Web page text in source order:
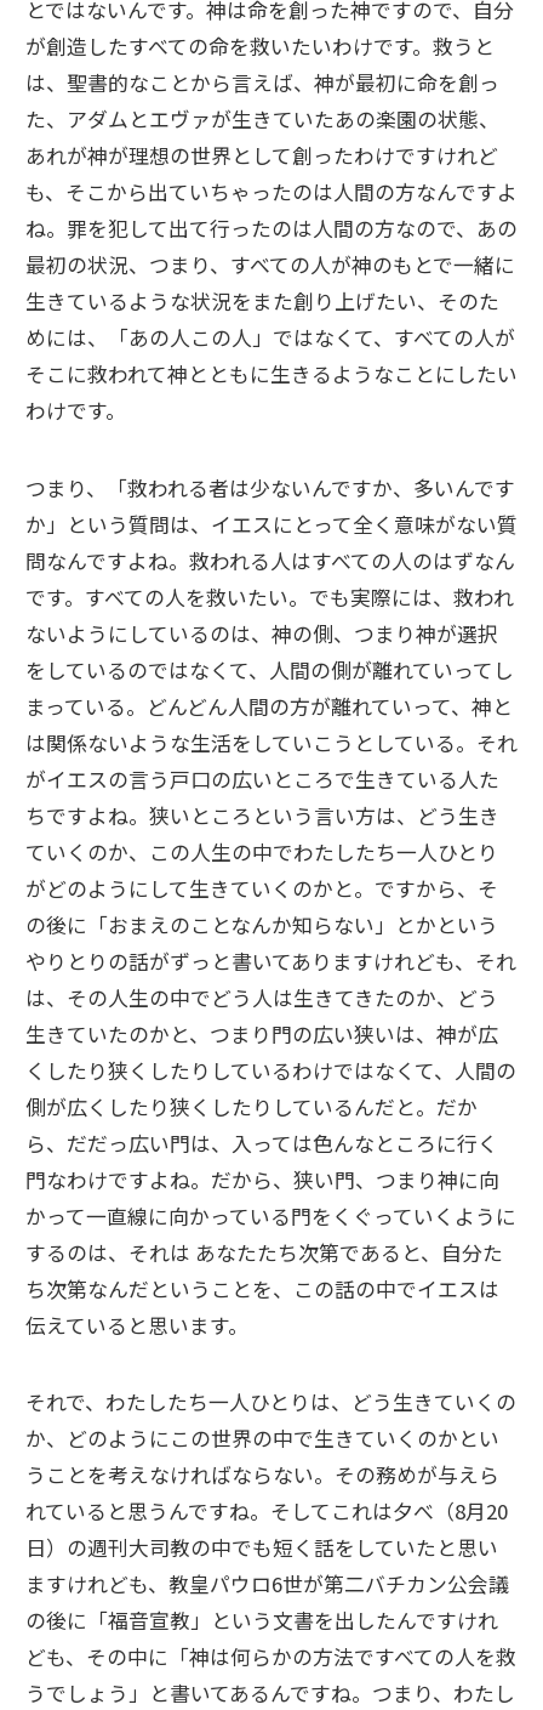
とではないんです。神は命を創った神ですので、自分
が創造したすべての命を救いたいわけです。救うと
は、聖書的なことから言えば、神が最初に命を創っ
た、アダムとエヴァが生きていたあの楽園の状態、
あれが神が理想の世界として創ったわけですけれど
も、そこから出ていちゃったのは人間の方なんですよ
ね。罪を犯して出て行ったのは人間の方なので、あの
最初の状況、つまり、すべての人が神のもとで一緒に
生きているような状況をまた創り上げたい、そのた
めには、「あの人この人」ではなくて、すべての人が
そこに救われて神とともに生きるようなことにしたい
わけです。
つまり、「救われる者は少ないんですか、多いんです
か」という質問は、イエスにとって全く意味がない質
問なんですよね。救われる人はすべての人のはずなん
です。すべての人を救いたい。でも実際には、救われ
ないようにしているのは、神の側、つまり神が選択
をしているのではなくて、人間の側が離れていってし
まっている。どんどん人間の方が離れていって、神と
は関係ないような生活をしていこうとしている。それ
がイエスの言う戸口の広いところで生きている人た
ちですよね。狭いところという言い方は、どう生き
ていくのか、この人生の中でわたしたち一人ひとり
がどのようにして生きていくのかと。ですから、そ
の後に「おまえのことなんか知らない」とかという
やりとりの話がずっと書いてありますけれども、それ
は、その人生の中でどう人は生きてきたのか、どう
生きていたのかと、つまり門の広い狭いは、神が広
くしたり狭くしたりしているわけではなくて、人間の
側が広くしたり狭くしたりしているんだと。だか
ら、だだっ広い門は、入っては色んなところに行く
門なわけですよね。だから、狭い門、つまり神に向
かって一直線に向かっている門をくぐっていくように
するのは、それは あなたたち次第であると、自分た
ち次第なんだということを、この話の中でイエスは
伝えていると思います。
それで、わたしたち一人ひとりは、どう生きていくの
か、どのようにこの世界の中で生きていくのかとい
うことを考えなければならない。その務めが与えら
れていると思うんですね。そしてこれは夕べ（8月20
日）の週刊大司教の中でも短く話をしていたと思い
ますけれども、教皇パウロ6世が第二バチカン公会議
の後に「福音宣教」という文書を出したんですけれ
ども、その中に「神は何らかの方法ですべての人を救
うでしょう」と書いてあるんですね。つまり、わたし